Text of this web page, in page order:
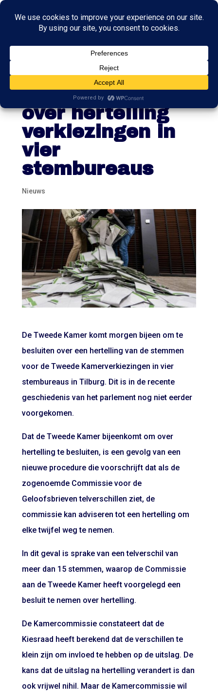
Tweede Kamer
besluit morgen
over hertelling
verkiezingen in
vier
stembureaus
Nieuws
De Tweede Kamer komt morgen bijeen om te
besluiten over een hertelling van de stemmen
voor de Tweede Kamerverkiezingen in vier
stembureaus in Tilburg. Dit is in de recente
geschiedenis van het parlement nog niet eerder
voorgekomen.
Dat de Tweede Kamer bijeenkomt om over
hertelling te besluiten, is een gevolg van een
nieuwe procedure die voorschrijft dat als de
zogenoemde Commissie voor de
Geloofsbrieven telverschillen ziet, de
commissie kan adviseren tot een hertelling om
elke twijfel weg te nemen.
In dit geval is sprake van een telverschil van
meer dan 15 stemmen, waarop de Commissie
aan de Tweede Kamer heeft voorgelegd een
besluit te nemen over hertelling.
De Kamercommissie constateert dat de
Kiesraad heeft berekend dat de verschillen te
klein zijn om invloed te hebben op de uitslag. De
kans dat de uitslag na hertelling verandert is dan
ook vrijwel nihil. Maar de Kamercommissie wil